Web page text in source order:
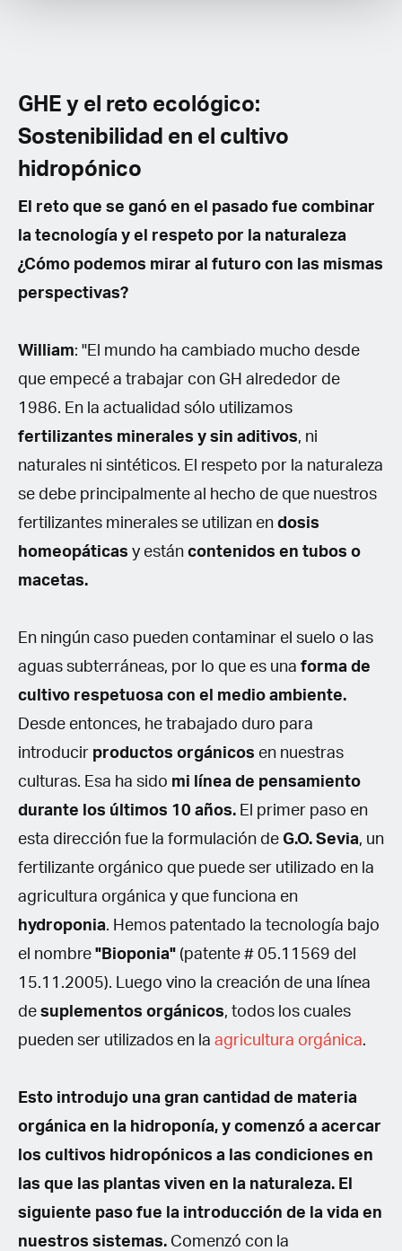
GHE y el reto ecológico:
Sostenibilidad en el cultivo
hidropónico
El reto que se ganó en el pasado fue combinar
la tecnología y el respeto por la naturaleza
¿Cómo podemos mirar al futuro con las mismas
perspectivas?
William: "El mundo ha cambiado mucho desde
que empecé a trabajar con GH alrededor de
1986. En la actualidad sólo utilizamos
fertilizantes minerales y sin aditivos, ni
naturales ni sintéticos. El respeto por la naturaleza
se debe principalmente al hecho de que nuestros
fertilizantes minerales se utilizan en dosis
homeopáticas y están contenidos en tubos o
macetas.
En ningún caso pueden contaminar el suelo o las
aguas subterráneas, por lo que es una forma de
cultivo respetuosa con el medio ambiente.
Desde entonces, he trabajado duro para
introducir productos orgánicos en nuestras
culturas. Esa ha sido mi línea de pensamiento
durante los últimos 10 años. El primer paso en
esta dirección fue la formulación de G.O. Sevia, un
fertilizante orgánico que puede ser utilizado en la
agricultura orgánica y que funciona en
hydroponia. Hemos patentado la tecnología bajo
el nombre "Bioponia" (patente # 05.11569 del
15.11.2005). Luego vino la creación de una línea
de suplementos orgánicos, todos los cuales
pueden ser utilizados en la agricultura orgánica.
Esto introdujo una gran cantidad de materia
orgánica en la hidroponía, y comenzó a acercar
los cultivos hidropónicos a las condiciones en
las que las plantas viven en la naturaleza. El
siguiente paso fue la introducción de la vida en
nuestros sistemas. Comenzó con la